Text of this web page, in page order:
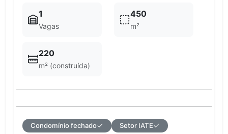
1
Vagas
450
m²
220
m² (construída)
Condomínio fechado Setor IATE